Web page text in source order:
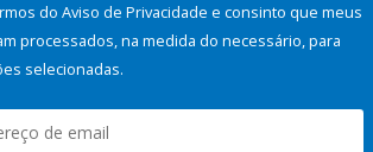
do Aviso de Privacidade e consinto que meus
processados, na medida do necessário, para
selecionadas.